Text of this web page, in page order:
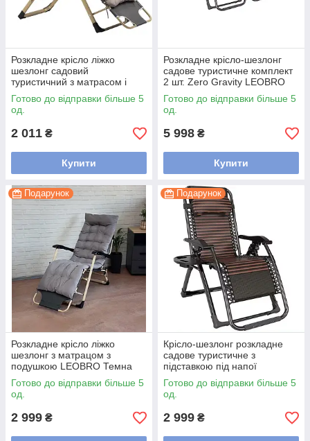
Розкладне крісло ліжко
шезлонг садовий
туристичний з матрасом і
подушкою B-02 сірий
Готово до відправки більше 5
од.
2 011 ₴
Купити
Розкладне крісло-шезлонг
садове туристичне комплект
2 шт. Zero Gravity LEOBRO
3D-тканина Коричневого
кольору
Готово до відправки більше 5
од.
5 998 ₴
Купити
Подарунок
Розкладне крісло ліжко
шезлонг з матрацом з
подушкою LEOBRO Темна
смужка
Готово до відправки більше 5
од.
2 999 ₴
Подарунок
Крісло-шезлонг розкладне
садове туристичне з
підставкою під напої
LEOBRO Коричневе
Готово до відправки більше 5
од.
2 999 ₴